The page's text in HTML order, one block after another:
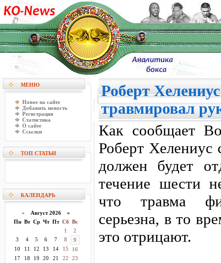
МЕНЮ
Новое на сайте
Добавить новость
Регистрация
Статистика
О сайте
Ссылки
ТОП СТАТЬИ
КАЛЕНДАРЬ
« Август 2026 »
Пн Вт Ср Чт Пт Сб Вс
1
2
3
4 5 6 7 8
9
10
11 12 13 14 15
16
17
18 19 20 21 22
23
Роберт
травмировал
Как сообщает
Роберт Хелениус
должен будет
течение шести
что травма
серьезна, в то
это отрицают.